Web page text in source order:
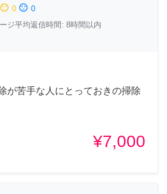
sentiment_neutral 0 sentiment_dissatisfied 0
ジ平均返信時間: 8時間以内
が苦手な人にとっておきの掃除
¥7,000